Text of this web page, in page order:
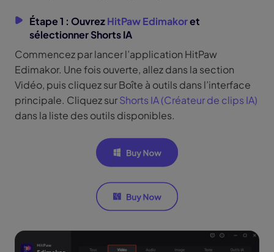
Étape 1 : OuvrezHitPaw Edimakoret
sélectionner Shorts IA
Commencez par lancer l’application HitPaw
Edimakor. Une fois ouverte, allez dans la section
Vidéo, puis cliquez sur Boîte à outils dans l’interface
principale. Cliquez surShorts IA (Créateur de clips IA)
dans la liste des outils disponibles.